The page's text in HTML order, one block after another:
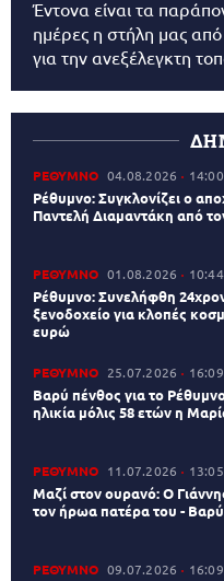
Έντονα είναι τα
ημέρες η στήλη μας από
για την ανεξέλεγκτη
ΡΕΘΥΜΝΟ 04.08.2026 14:00
Ρέθυμνο: Συγκλονίζει ο
Παντελή Διαμαντάκη από
ΡΕΘΥΜΝΟ 01.08.2026 10:44
Ρέθυμνο: Συνελήφθη
ξενοδοχείο για κλοπές
ευρώ
ΡΕΘΥΜΝΟ 25.07.2026 16:09
Βαρύ πένθος για το
ηλικία μόλις 58 ετών η
ΡΕΘΥΜΝΟ 11.07.2026 13:05
Μαζί στον ουρανό: Ο
τον ήρωα πατέρα του -
ΡΕΘΥΜΝΟ 09.07.2026 16:09